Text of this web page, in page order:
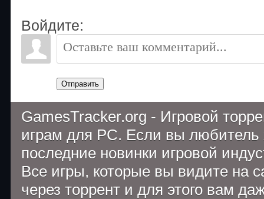
Войдите:
Отправить
GamesTracker.org - Игровой
играм для PC. Если вы
последние новинки игровой
Все игры, которые вы видите на
через торрент и для этого вам